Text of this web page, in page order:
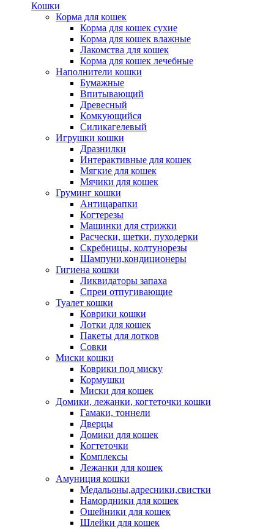
Кошки
Корма для кошек
Корма для кошек сухие
Корма для кошек влажные
Лакомства для кошек
Корма для кошек лечебные
Наполнители кошки
Бумажные
Впитывающий
Древесный
Комкующийся
Силикагелевый
Игрушки кошки
Дразнилки
Интерактивные для кошек
Мягкие для кошек
Мячики для кошек
Груминг кошки
Антицарапки
Когтерезы
Машинки для стрижки
Расчески, щетки, пуходерки
Скребницы, колтунорезы
Шампуни,кондиционеры
Гигиена кошки
Ликвидаторы запаха
Спреи отпугивающие
Туалет кошки
Коврики кошки
Лотки для кошек
Пакеты для лотков
Совки
Миски кошки
Коврики под миску
Кормушки
Миски для кошек
Домики, лежанки, когтеточки кошки
Гамаки, тоннели
Дверцы
Домики для кошек
Когтеточки
Комплексы
Лежанки для кошек
Амуниция кошки
Медальоны,адресники,свистки
Намордники для кошек
Ошейники для кошек
Шлейки для кошек